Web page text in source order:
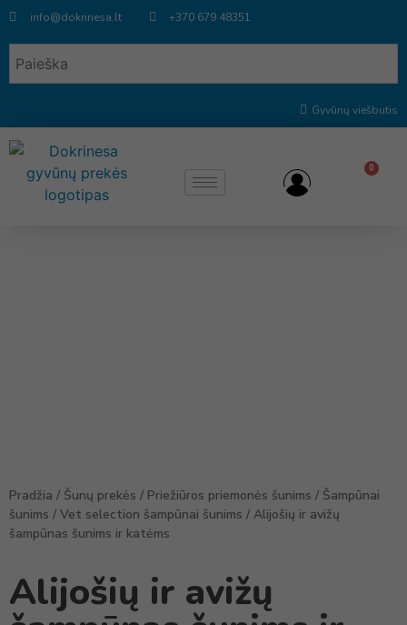
info@dokrinesa.lt +370 679 48351
Gyvūnų viešbutis
0
Pradžia / Šunų prekės / Priežiūros priemonės šunims / Šampūnai
šunims / Vet selection šampūnai šunims / Alijošių ir avižų
šampūnas šunims ir katėms
Alijošių ir avižų